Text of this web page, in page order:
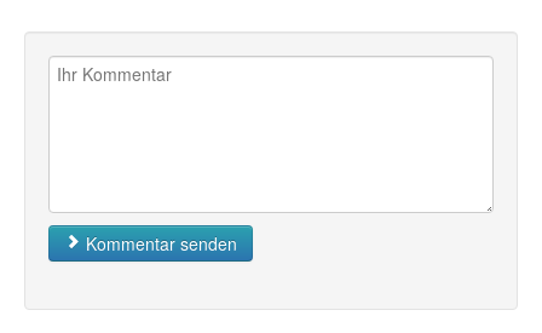
Kommentar senden